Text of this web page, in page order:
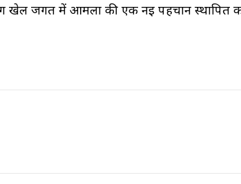
खेल जगत में आमला की एक नई पहचान स्थापित